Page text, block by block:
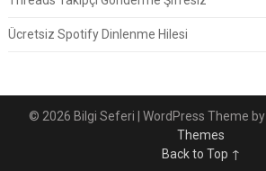
Ücretsiz Spotify Dinlenme Hilesi
© 2026 Bilgi Seferi | WordPress Theme by
Themes
Back to Top ↑